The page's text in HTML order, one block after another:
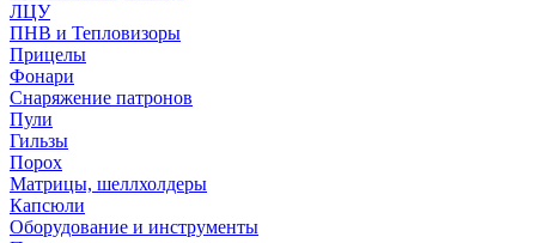
ЛЦУ
ПНВ и Тепловизоры
Прицелы
Фонари
Снаряжение патронов
Пули
Гильзы
Порох
Матрицы, шеллхолдеры
Капсюли
Оборудование и инструменты